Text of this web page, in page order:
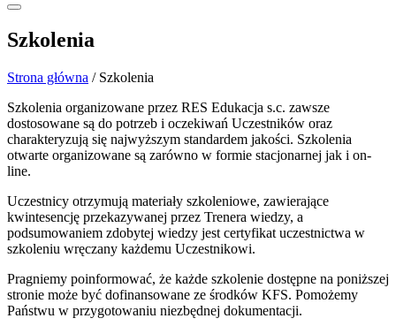
Szkolenia
Strona główna / Szkolenia
Szkolenia organizowane przez RES Edukacja s.c. zawsze
dostosowane są do potrzeb i oczekiwań Uczestników oraz
charakteryzują się najwyższym standardem jakości. Szkolenia
otwarte organizowane są zarówno w formie stacjonarnej jak i on-
line.
Uczestnicy otrzymują materiały szkoleniowe, zawierające
kwintesencję przekazywanej przez Trenera wiedzy, a
podsumowaniem zdobytej wiedzy jest certyfikat uczestnictwa w
szkoleniu wręczany każdemu Uczestnikowi.
Pragniemy poinformować, że każde szkolenie dostępne na poniższej
stronie może być dofinansowane ze środków KFS. Pomożemy
Państwu w przygotowaniu niezbędnej dokumentacji.